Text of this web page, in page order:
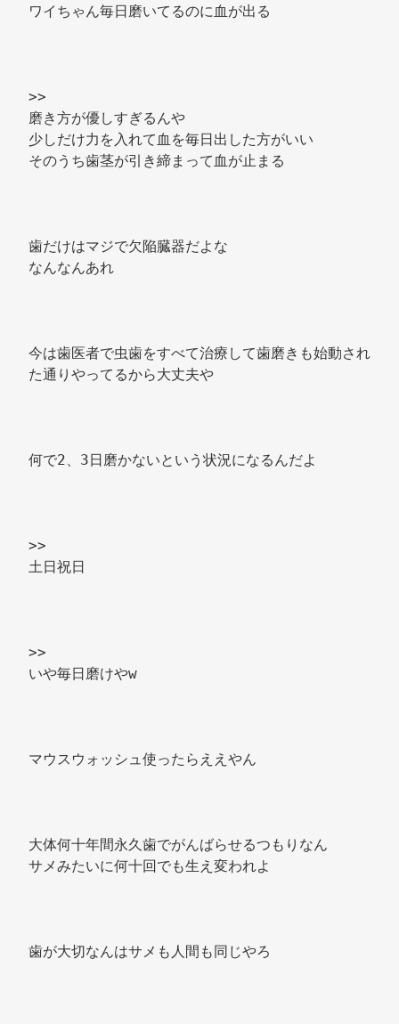
ワイちゃん毎日磨いてるのに血が出る
>>
磨き方が優しすぎるんや
少しだけ力を入れて血を毎日出した方がいい
そのうち歯茎が引き締まって血が止まる
歯だけはマジで欠陥臓器だよな
なんなんあれ
今は歯医者で虫歯をすべて治療して歯磨きも始動され
た通りやってるから大丈夫や
何で2、3日磨かないという状況になるんだよ
>>
土日祝日
>>
いや毎日磨けやw
マウスウォッシュ使ったらええやん
大体何十年間永久歯でがんばらせるつもりなん
サメみたいに何十回でも生え変われよ
歯が大切なんはサメも人間も同じやろ